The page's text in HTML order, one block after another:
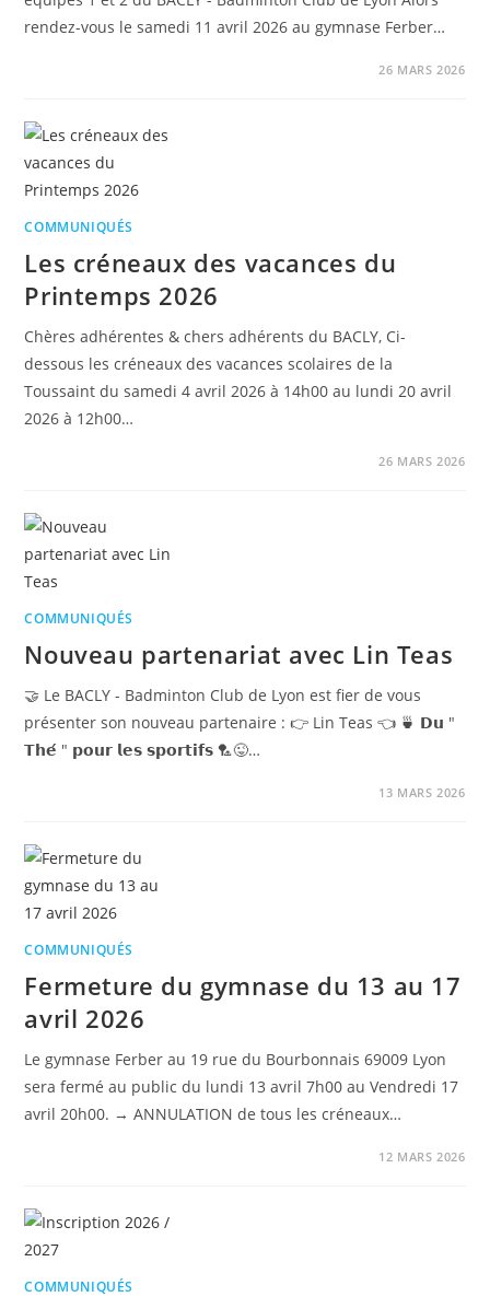
rendez-vous le samedi 11 avril 2026 au gymnase Ferber…
26 MARS 2026
COMMUNIQUÉS
Les créneaux des vacances du
Printemps 2026
Chères adhérentes & chers adhérents du BACLY, Ci-
dessous les créneaux des vacances scolaires de la
Toussaint du samedi 4 avril 2026 à 14h00 au lundi 20 avril
2026 à 12h00…
26 MARS 2026
COMMUNIQUÉS
Nouveau partenariat avec Lin Teas
🤝 Le BACLY - Badminton Club de Lyon est fier de vous
présenter son nouveau partenaire : 👉 Lin Teas 👈 🍵 𝗗𝘂 "
𝗧𝗵𝗲́ " 𝗽𝗼𝘂𝗿 𝗹𝗲𝘀 𝘀𝗽𝗼𝗿𝘁𝗶𝗳𝘀 🏸😜…
13 MARS 2026
COMMUNIQUÉS
Fermeture du gymnase du 13 au 17
avril 2026
Le gymnase Ferber au 19 rue du Bourbonnais 69009 Lyon
sera fermé au public du lundi 13 avril 7h00 au Vendredi 17
avril 20h00. → ANNULATION de tous les créneaux…
12 MARS 2026
COMMUNIQUÉS